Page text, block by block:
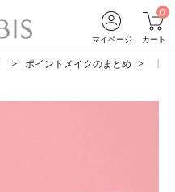
マイページ
0
カート
ポイントメイクのまとめ 【